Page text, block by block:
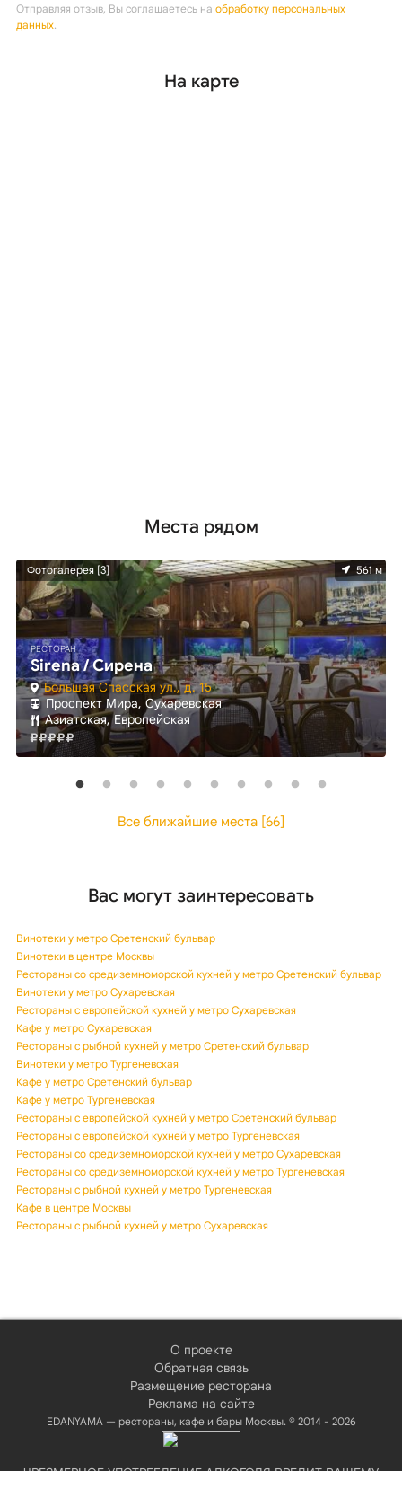
Отправляя отзыв, Вы соглашаетесь на обработку персональных
данных.
На карте
Места рядом
Фотогалерея [3] 561 м
РЕСТОРАН
Sirena / Сирена
Большая Спасская ул., д. 15
Проспект Мира, Сухаревская
Азиатская, Европейская
Все ближайшие места [66]
Вас могут заинтересовать
Винотеки у метро Сретенский бульвар
Винотеки в центре Москвы
Рестораны со средиземноморской кухней у метро Сретенский бульвар
Винотеки у метро Сухаревская
Рестораны с европейской кухней у метро Сухаревская
Кафе у метро Сухаревская
Рестораны с рыбной кухней у метро Сретенский бульвар
Винотеки у метро Тургеневская
Кафе у метро Сретенский бульвар
Кафе у метро Тургеневская
Рестораны с европейской кухней у метро Сретенский бульвар
Рестораны с европейской кухней у метро Тургеневская
Рестораны со средиземноморской кухней у метро Сухаревская
Рестораны со средиземноморской кухней у метро Тургеневская
Рестораны с рыбной кухней у метро Тургеневская
Кафе в центре Москвы
Рестораны с рыбной кухней у метро Сухаревская
О проекте
Обратная связь
Размещение ресторана
Реклама на сайте
EDANYAMA — рестораны, кафе и бары Москвы. © 2014 - 2026
ЧРЕЗМЕРНОЕ УПОТРЕБЛЕНИЕ АЛКОГОЛЯ ВРЕДИТ ВАШЕМУ